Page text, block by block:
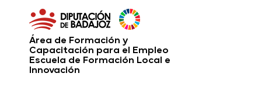
Área de Formación y
Capacitación para el Empleo
Escuela de Formación Local e
Innovación